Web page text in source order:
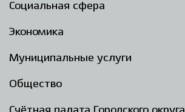
Социальная сфера
Экономика
Муниципальные услуги
Общество